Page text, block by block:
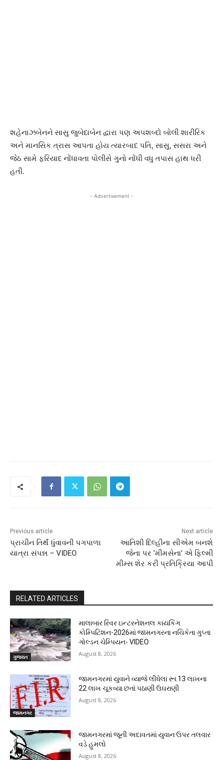
શહેનાઝબેનને સાસુ જુબેદાબેન દ્વારા પણ અપશબ્દો બોલી શારીરિક
અને માનસિક ત્રાસ આપતા હોય ત્યારબાદ પતિ, સાસુ, સસરા અને
જેઠ સામે ફરિયાદ નોંધાવતા પોલીસે ગુનો નોંધી વધુ તપાસ હાથ ધરી
હતી.
- Advertisement -
Previous article
પ્રાચીન તિર્થં ધુંવાવની પગપાળા
યાત્રા સંપન્ન – VIDEO
Next article
આતિશી દિલ્હીના સીએમ બનશે
જેના પર ‘મીમસેના’ એ ફિલ્મી
મીમ્સ શેર કરી પ્રતિક્રિયા આપી
RELATED ARTICLES
ગુજરાત
માલાબાર રિવર ઇન્ટરનેશનલ કાયકિંગ
કોમ્પિટિશન-2026માં જામનગરના નચિકેતા ગુપ્તા
ગોલ્ડન ચેમ્પિયન- VIDEO
August 8, 2026
જામનગર
જામનગરમાં યુવાને વ્યાજે લીધેલા રૂા.13 લાખના
22 લાખ ચૂકવ્યા છતાં પઠાણી ઉઘરાણી
August 8, 2026
જામનગરમાં જૂની અદાવતમાં યુવાન ઉપર તલવાર
વડે હુમલો
August 8, 2026